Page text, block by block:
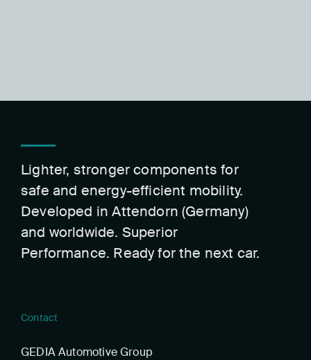
Lighter, stronger components for
safe and energy-efficient mobility.
Developed in Attendorn (Germany)
and worldwide. Superior
Performance. Ready for the next car.
Contact
GEDIA Automotive Group